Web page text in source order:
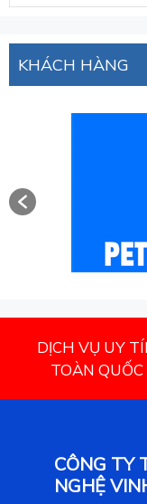
KHÁCH HÀNG
DỊCH VỤ UY
TOÀN
CÔNG TY
NGHỆ